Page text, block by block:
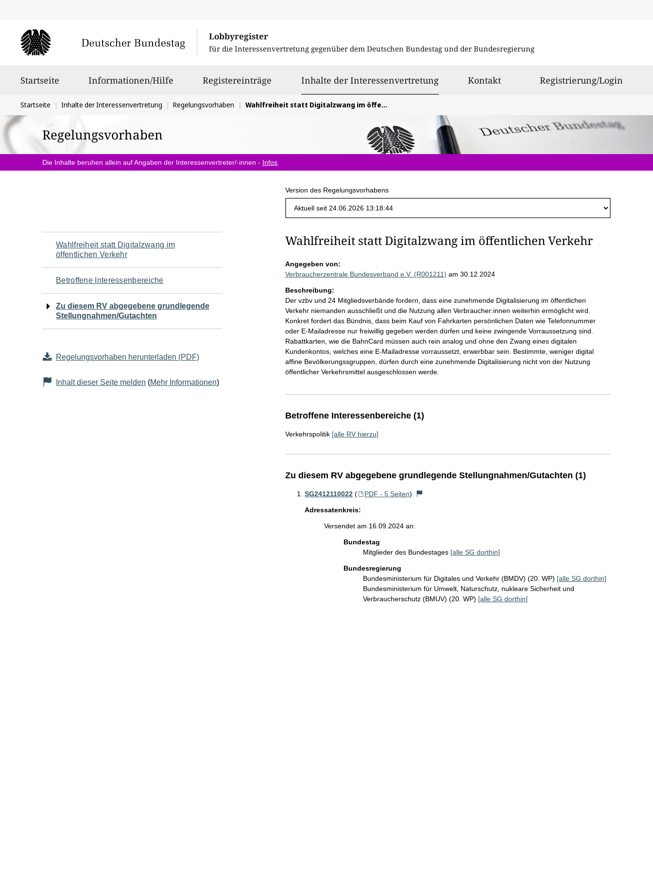
Lobbyregister
für die Interessenvertretung gegenüber dem Deutschen Bundestag und der Bundesregierung
Startseite Informationen/Hilfe Registereinträge Inhalte der Interessenvertretungausgewählt
Kontakt Registrierung/Login
Sie
befinden
sich
hier:
Startseite Inhalte der Interessenvertretung Regelungsvorhaben Wahlfreiheit statt Digitalzwang im öffentlichen Verkehr
Regelungsvorhaben
Die Inhalte beruhen allein auf Angaben der Interessenvertreter/-innen - Infos
Version des Regelungsvorhabens
Navigation
für
den
Seiteninhalt
Wahlfreiheit statt Digitalzwang im
öffentlichen Verkehr
Betroffene Interessenbereiche
Zu diesem RV abgegebene grundlegende
Stellungnahmen/Gutachten
Regelungsvorhaben herunterladen (PDF)
Inhalt dieser Seite melden (Mehr Informationen)
Wahlfreiheit statt Digitalzwang im öffentlichen Verkehr
Angegeben von:
Verbraucherzentrale Bundesverband e.V. (R001211) am 30.12.2024
Beschreibung:
Der vzbv und 24 Mitgliedsverbände fordern, dass eine zunehmende Digitalisierung im öffentlichen
Verkehr niemanden ausschließt und die Nutzung allen Verbraucher:innen weiterhin ermöglicht wird.
Konkret fordert das Bündnis, dass beim Kauf von Fahrkarten persönlichen Daten wie Telefonnummer
oder E-Mailadresse nur freiwillig gegeben werden dürfen und keine zwingende Vorraussetzung sind.
Rabattkarten, wie die BahnCard müssen auch rein analog und ohne den Zwang eines digitalen
Kundenkontos, welches eine E-Mailadresse vorraussetzt, erwerbbar sein. Bestimmte, weniger digital
affine Bevölkerungssgruppen, dürfen durch eine zunehmende Digitalisierung nicht von der Nutzung
öffentlicher Verkehrsmittel ausgeschlossen werde.
Betroffene Interessenbereiche (1)
Verkehrspolitik [alle RV hierzu]
Zu diesem RV abgegebene grundlegende Stellungnahmen/Gutachten (1)
SG2412110022 ( PDF - 5 Seiten)
Adressatenkreis:
Versendet am 16.09.2024 an:
Bundestag
Mitglieder des Bundestages [alle SG dorthin]
Bundesregierung
Bundesministerium für Digitales und Verkehr (BMDV) (20. WP) [alle SG dorthin]
Bundesministerium für Umwelt, Naturschutz, nukleare Sicherheit und
Verbraucherschutz (BMUV) (20. WP) [alle SG dorthin]